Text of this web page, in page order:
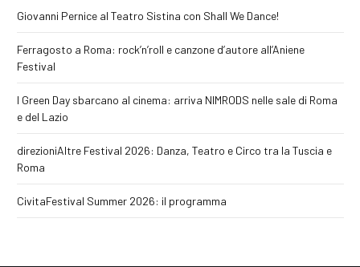
Giovanni Pernice al Teatro Sistina con Shall We Dance!
Ferragosto a Roma: rock’n’roll e canzone d’autore all’Aniene
Festival
I Green Day sbarcano al cinema: arriva NIMRODS nelle sale di Roma
e del Lazio
direzioniAltre Festival 2026: Danza, Teatro e Circo tra la Tuscia e
Roma
CivitaFestival Summer 2026: il programma